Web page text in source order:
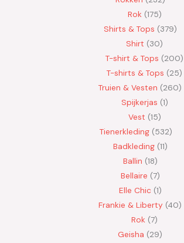
Rok 175
Shirts & Tops 379
Shirt
30
T-shirt & Tops
200
T-shirts & Tops
25
Truien & Vesten
260
Spijkerjas 1
Vest 15
Tienerkleding 532
Badkleding 11
Ballin 18
Bellaire 7
Elle Chic 1
Frankie & Liberty 40
Rok 7
Geisha
29